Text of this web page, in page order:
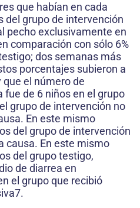
que habían en cada
del grupo de intervención
pecho exclusivamente en
comparación con sólo 6%
dos semanas más
porcentajes subieron a
el número de
de 6 niños en el grupo
grupo de intervención no
En este mismo
del grupo de intervención
causa. En este mismo
del grupo testigo,
de diarrea en
el grupo que recibió